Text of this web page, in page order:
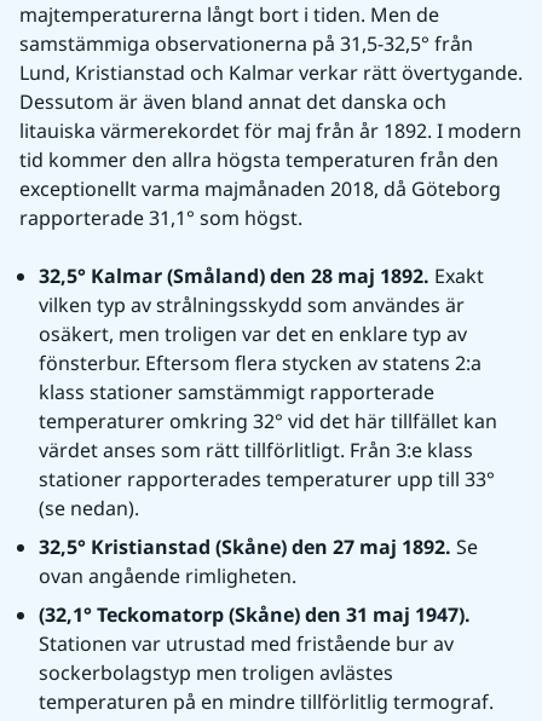
majtemperaturerna långt bort i tiden. Men de
samstämmiga observationerna på 31,5-32,5° från
Lund, Kristianstad och Kalmar verkar rätt övertygande.
Dessutom är även bland annat det danska och
litauiska värmerekordet för maj från år 1892. I modern
tid kommer den allra högsta temperaturen från den
exceptionellt varma majmånaden 2018, då Göteborg
rapporterade 31,1° som högst.
32,5° Kalmar (Småland) den 28 maj 1892. Exakt
vilken typ av strålningsskydd som användes är
osäkert, men troligen var det en enklare typ av
fönsterbur. Eftersom flera stycken av statens 2:a
klass stationer samstämmigt rapporterade
temperaturer omkring 32° vid det här tillfället kan
värdet anses som rätt tillförlitligt. Från 3:e klass
stationer rapporterades temperaturer upp till 33°
(se nedan).
32,5° Kristianstad (Skåne) den 27 maj 1892. Se
ovan angående rimligheten.
Stationen var utrustad med fristående bur av
sockerbolagstyp men troligen avlästes
temperaturen på en mindre tillförlitlig termograf.